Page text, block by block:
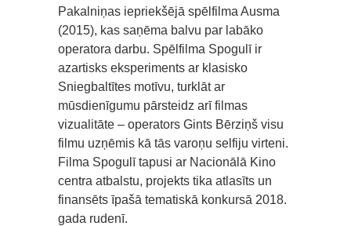
Pakalniņas iepriekšējā spēlfilma Ausma
(2015), kas saņēma balvu par labāko
operatora darbu. Spēlfilma Spogulī ir
azartisks eksperiments ar klasisko
Sniegbaltītes motīvu, turklāt ar
mūsdienīgumu pārsteidz arī filmas
vizualitāte – operators Gints Bērziņš visu
filmu uzņēmis kā tās varoņu selfiju virteni.
Filma Spogulī tapusi ar Nacionālā Kino
centra atbalstu, projekts tika atlasīts un
finansēts īpašā tematiskā konkursā 2018.
gada rudenī.